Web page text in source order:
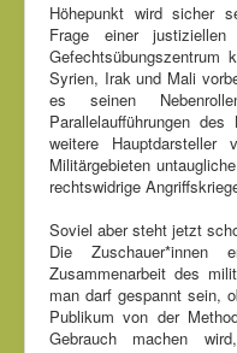
Höhepunkt wird sicher
Frage einer
Gefechtsübungszentrum
Syrien, Irak und Mali
es seinen
Parallelaufführungen
weitere Hauptdarsteller
Militärgebieten
rechtswidrige
Soviel aber steht jetzt
Die
Zusammenarbeit des
man darf gespannt sein,
Publikum von der
Gebrauch machen